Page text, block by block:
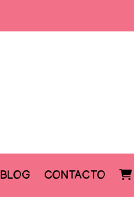
BLOG CONTACTO